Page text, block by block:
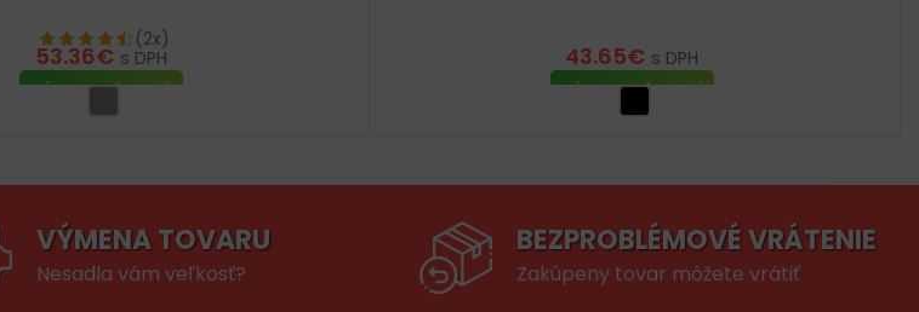
(2x)
53.36€ s DPH
VÝBER MOŽNOSTÍ
43.65€ s DPH
VÝBER MOŽNOSTÍ
VÝMENA TOVARU
Nesadla vám veľkosť?
BEZPROBLÉMOVÉ VRÁTENIE
Zakúpeny tovar môžete vrátiť